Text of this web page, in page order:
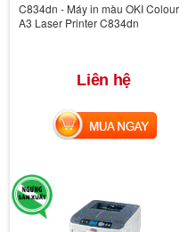
C834dn - Máy in màu OKI Colour
A3 Laser Printer C834dn
Liên hệ
MUA NGAY